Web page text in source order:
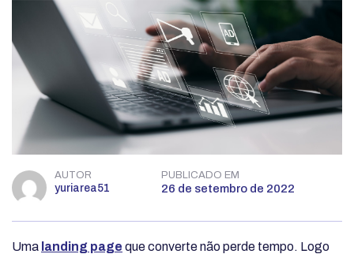
AUTOR
yuriarea51
PUBLICADO EM
26 de setembro de 2022
Uma landing page que converte não perde tempo. Logo